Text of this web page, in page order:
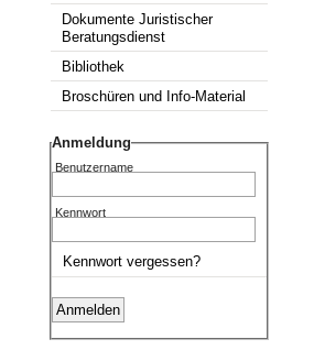
Dokumente Juristischer
Beratungsdienst
Bibliothek
Broschüren und Info-Material
Anmeldung
Benutzername
Kennwort
Kennwort vergessen?